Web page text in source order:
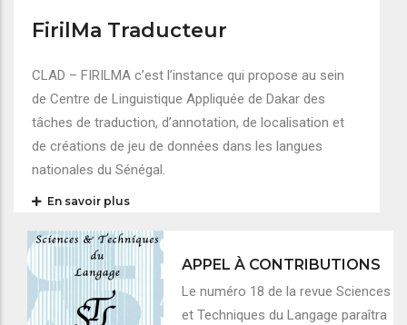
FirilMa Traducteur
CLAD – FIRILMA c’est l’instance qui propose au sein
de Centre de Linguistique Appliquée de Dakar des
tâches de traduction, d’annotation, de localisation et
de créations de jeu de données dans les langues
nationales du Sénégal.
En savoir plus
APPEL À CONTRIBUTIONS
Le numéro 18 de la revue Sciences
et Techniques du Langage paraîtra